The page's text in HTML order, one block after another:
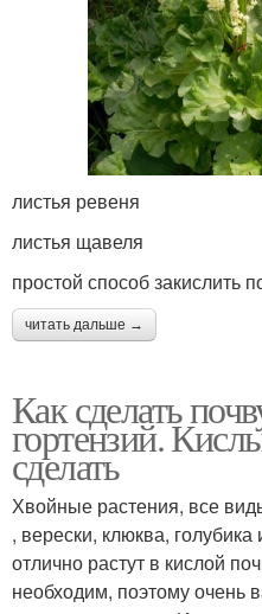
листья ревеня
листья щавеля
простой способ закислить
читать дальше →
Как сделать
гортензий.
сделать
Хвойные растения, все
, верески, клюква,
отлично растут в кислой
необходим, поэтому очень